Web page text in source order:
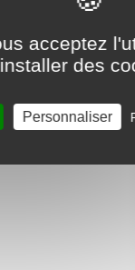
12V
acceptez
installer des
Personnaliser